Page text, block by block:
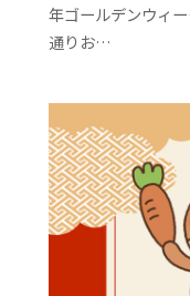
年ゴールデンウィ
通りお…